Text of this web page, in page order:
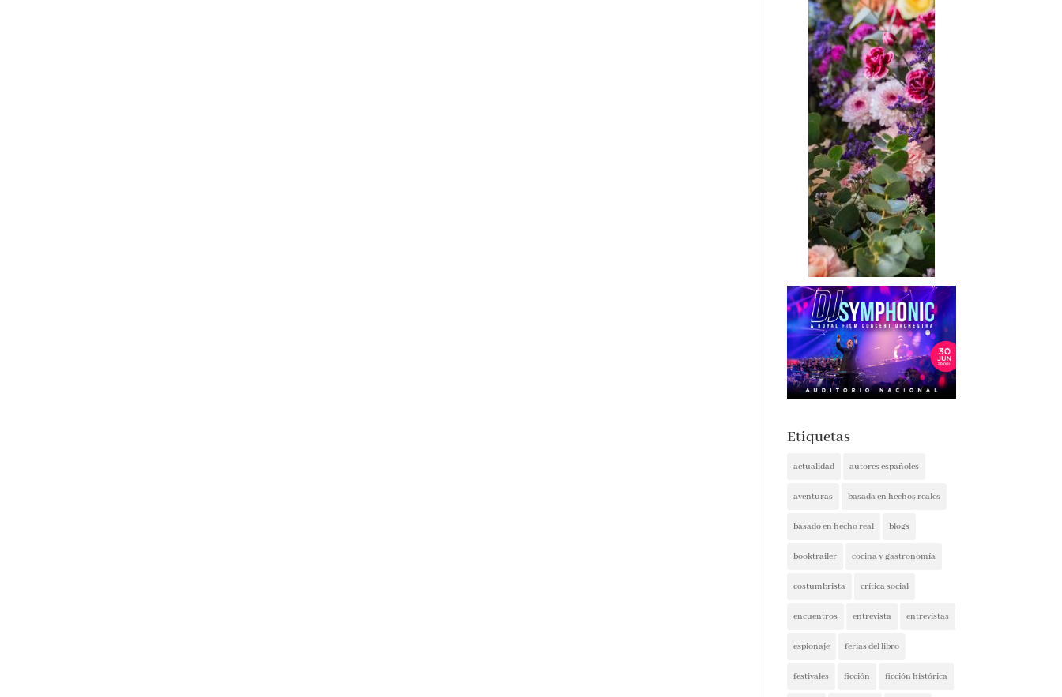
Etiquetas
actualidad autores españoles
aventuras basada en hechos reales
basado en hecho real blogs
booktrailer cocina y gastronomía
costumbrista crítica social
encuentros entrevista entrevistas
espionaje ferias del libro
festivales ficción ficción histórica